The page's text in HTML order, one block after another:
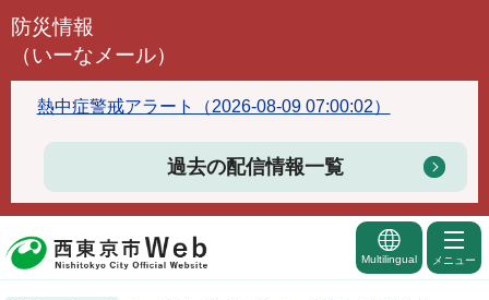
こ
頭
で
防災情報
（いーなメール）
熱中症警戒アラート（2026-08-09 07:00:02）
過去の配信情報一覧
Multilingual メニュー